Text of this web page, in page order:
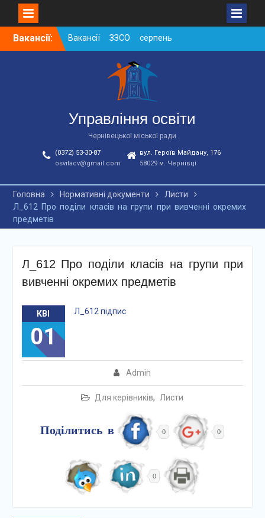
SkipВакансії:
Вакансії ЗЗСО серпень
2026
Вакансії ЗЗСО червень
Вакансії у ЗДО та
дошкільних підрозділах
ЗЗСО станом на
01.08.2026 р.
Управління освіти
Чернівецької міської ради
(0372) 53-30-87
osvitacv@gmail.com
вул. Героїв Майдану, 176
58029 м. Чернівці
Головна Нормативні документи
Листи
Л_612 Про поділи класів на групи при вивченні окремих
предметів
Л_612 Про поділи класів на групи при
вивченні окремих предметів
КВІ
01
Admin
Для керівників, Листи
Л_612 підпис
Поділитись в 0 0
0